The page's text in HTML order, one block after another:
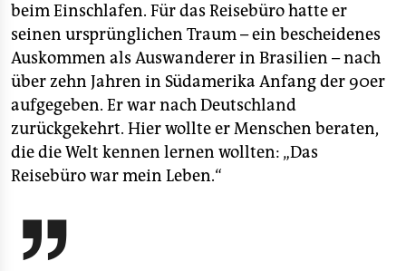
beim Einschlafen. Für das Reisebüro hatte er
seinen ursprünglichen Traum – ein bescheidenes
Auskommen als Auswanderer in Brasilien – nach
über zehn Jahren in Südamerika Anfang der 90er
aufgegeben. Er war nach Deutschland
zurückgekehrt. Hier wollte er Menschen beraten,
die die Welt kennen lernen wollten: „Das
Reisebüro war mein Leben.“
